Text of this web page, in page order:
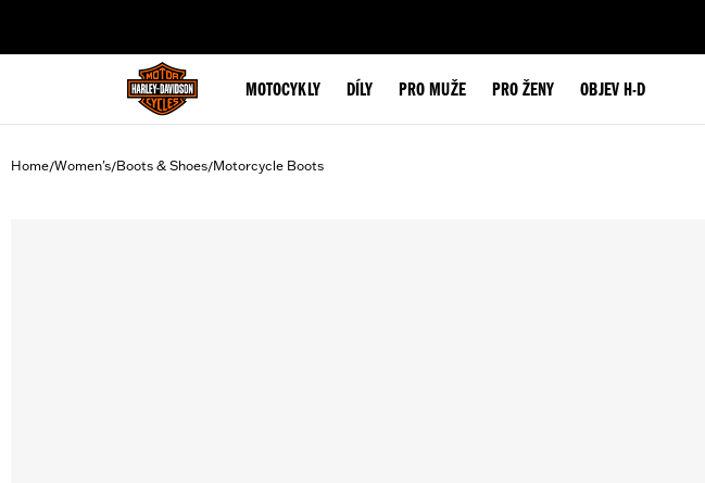
MOTOCYKLY DÍLY PRO MUŽE PRO ŽENY OBJEV H-D
Home/Women's/Boots & Shoes/Motorcycle Boots